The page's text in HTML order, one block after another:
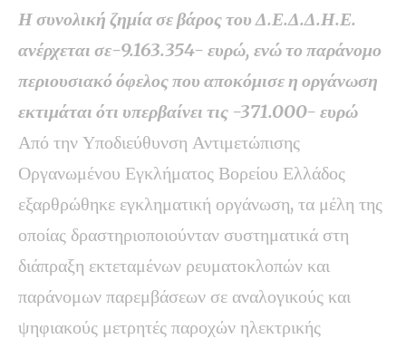
Η συνολική ζημία σε βάρος του Δ.Ε.Δ.Δ.Η.Ε.
ανέρχεται σε-9.163.354- ευρώ, ενώ το παράνομο
περιουσιακό όφελος που αποκόμισε η οργάνωση
εκτιμάται ότι υπερβαίνει τις -371.000- ευρώ
Από την Υποδιεύθυνση Αντιμετώπισης
Οργανωμένου Εγκλήματος Βορείου Ελλάδος
εξαρθρώθηκε εγκληματική οργάνωση, τα μέλη της
οποίας δραστηριοποιούνταν συστηματικά στη
διάπραξη εκτεταμένων ρευματοκλοπών και
παράνομων παρεμβάσεων σε αναλογικούς και
ψηφιακούς μετρητές παροχών ηλεκτρικής